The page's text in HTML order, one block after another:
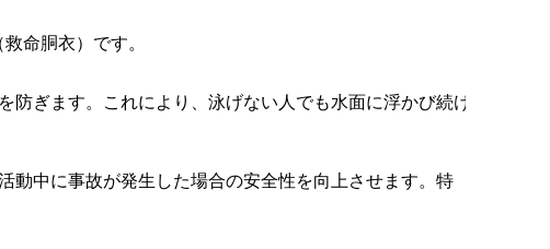
命胴衣）です。
ぎます。これにより、泳げない人でも水面に浮かび続け
動中に事故が発生した場合の安全性を向上させます。特